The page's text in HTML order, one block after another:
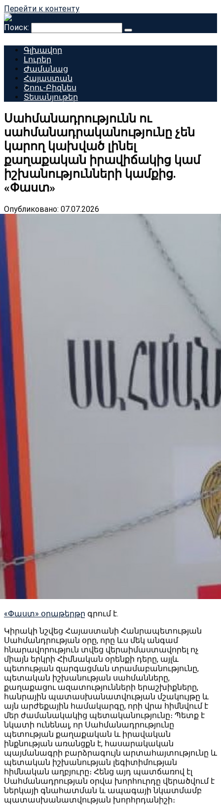
Перейти к контенту
Поиск:
Գլխավոր
Լուրեր
Ժամանաց
Հայաստան
Շոու-Բիզնես
Տեսանյութեր
Սահմանադրությունն ու
սահմանադրականությունը չեն
կարող կախված լինել
քաղաքական իրավիճակից կամ
իշխանությունների կամքից.
«Փաստ»
Опубликовано: 07.07.2026
«Փաստ» օրաթերթը գրում է.
Կիրակի նշվեց Հայաստանի Հանրապետության
Սահմանդրության օրը, որը ևս մեկ անգամ
հնարավորություն տվեց վերաիմաստավորել ոչ
միայն երկրի Հիմնական օրենքի դերը, այլև
պետության զարգացման տրամաբանությունը,
պետական իշխանության սահմանները,
քաղաքացու ազատությունների երաշխիքները,
հանրային պատասխանատվության մշակույթը և
այն արժեքային համակարգը, որի վրա հիմնվում է
մեր ժամանակակից պետականությունը։ Պետք է
նկատի ունենալ, որ Սահմանադրությունը
պետության քաղաքական և իրավական
ինքնության առանցքն է, հասարակական
պայմանագրի բարձրագույն արտահայտությունը և
պետական իշխանության լեգիտիմության
հիմնական աղբյուրը։ Հենց այդ պատճառով էլ
Սահմանադրության օրվա խորհուրդը վերածվում է
ներկայի գնահատման և ապագայի նկատմամբ
պատասխանատվության խորհրդանիշի։